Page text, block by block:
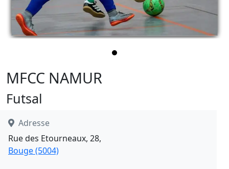
MFCC NAMUR
Futsal
Adresse
Rue des Etourneaux, 28,
Bouge (5004)